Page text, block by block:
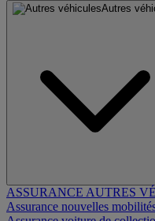
Autres
ASSURANCE AUTRES
Assurance nouvelles